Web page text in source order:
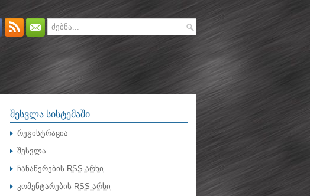
ᲨᲔᲡᲕᲚᲐ ᲡᲘᲡᲢᲔᲛᲐᲨᲘ
რეგისტრაცია
შესვლა
ჩანაწერების RSS-არხი
კომენტარების RSS-არხი